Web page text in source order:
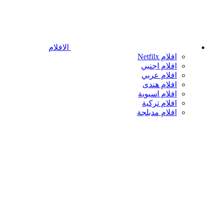
الافلام
افلام Netfilx
افلام اجنبي
افلام عربي
افلام هندى
افلام اسيوية
افلام تركية
افلام مدبلجة